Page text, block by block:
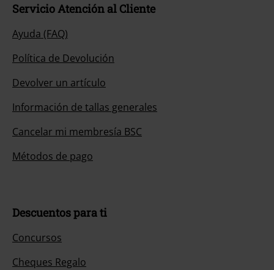
Servicio Atención al Cliente
Ayuda (FAQ)
Política de Devolución
Devolver un artículo
Información de tallas generales
Cancelar mi membresía BSC
Métodos de pago
Descuentos para ti
Concursos
Cheques Regalo